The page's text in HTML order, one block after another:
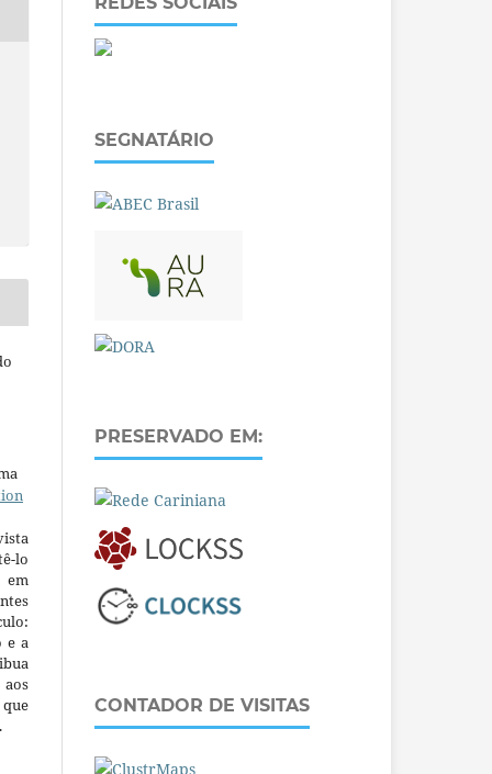
lo
em
e a
SEGNATÁRIO
PRESERVADO EM:
CONTADOR DE VISITAS